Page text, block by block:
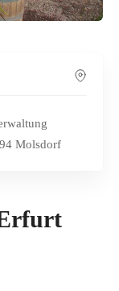
Molsdorf